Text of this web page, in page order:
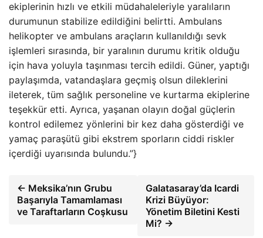
ekiplerinin hızlı ve etkili müdahaleleriyle yaralıların
durumunun stabilize edildiğini belirtti. Ambulans
helikopter ve ambulans araçların kullanıldığı sevk
işlemleri sırasında, bir yaralının durumu kritik olduğu
için hava yoluyla taşınması tercih edildi. Güner, yaptığı
paylaşımda, vatandaşlara geçmiş olsun dileklerini
ileterek, tüm sağlık personeline ve kurtarma ekiplerine
teşekkür etti. Ayrıca, yaşanan olayın doğal güçlerin
kontrol edilemez yönlerini bir kez daha gösterdiği ve
yamaç paraşütü gibi ekstrem sporların ciddi riskler
içerdiği uyarısında bulundu.”}
← Meksika’nın Grubu
Başarıyla Tamamlaması
ve Taraftarların Coşkusu
Galatasaray’da Icardi
Krizi Büyüyor:
Yönetim Biletini Kesti
Mi? →